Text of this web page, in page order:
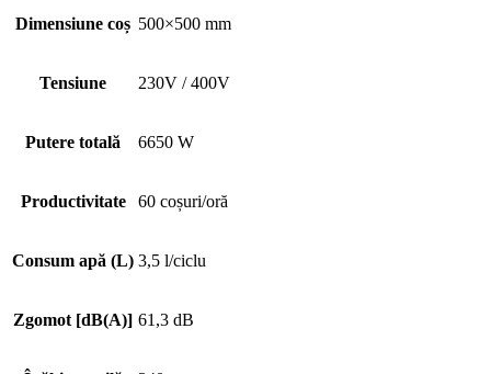
Dimensiune coș 500×500 mm
Tensiune 230V / 400V
Putere totală 6650 W
Productivitate 60 coșuri/oră
Consum apă (L) 3,5 l/ciclu
Zgomot [dB(A)] 61,3 dB